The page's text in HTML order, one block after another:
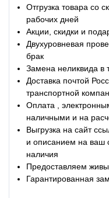
Отгрузка товара со
рабочих дней
Акции, скидки и
Двухуровневая
брак
Замена неликвида в
Доставка почтой
транспортной
Оплата ,
наличными и на
Выгрузка на сайт
и описанием на ваш
наличия
Предоставляем
Гарантированная